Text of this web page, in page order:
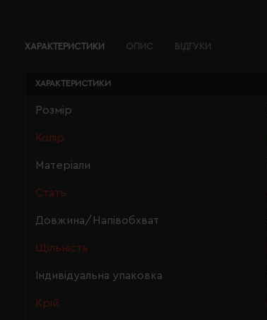
ХАРАКТЕРИСТИКИ ОПИС ВІДГУКИ
ХАРАКТЕРИСТИКИ
Розмір
Колір
Матеріали
Стать
Довжина/Напівобхват
Щільність
Індивідуальна упаковка
Крій